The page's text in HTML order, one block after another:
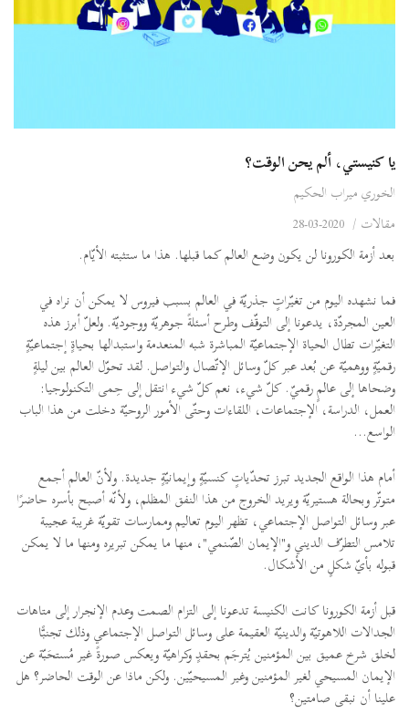
يا كنيستي، ألم يحن الوقت؟
الخوري ميراب الحكيم
مقالات /
بعد أزمة الكورونا لن يكون وضع العالم كما قبلها. هذا ما ستثبته الأيّام.
فما نشهده اليوم من تغيّراتٍ جذريّة في العالم بسبب فيروس لا يمكن أن نراه في
العين المجردّة، يدعونا إلى التوقّف وطرح أسئلةً جوهريّة ووجوديّة. ولعلّ أبرز هذه
التغيّرات تطال الحياة الإجتماعيّة المباشرة شبه المنعدمة واستبدالها بحياةٍ إجتماعيّةٍ
رقميّةٍ ووهميّة عن بُعد عبر كلّ وسائل الإتّصال والتواصل. لقد تحوّل العالم بين ليلةٍ
وضحاها إلى عالمٍ رقميّ. كلّ شيء، نعم كلّ شيء انتقل إلى حِمى التكنولوجيا:
العمل، الدراسة، الإجتماعات، اللقاءات وحتّى الأمور الروحيّة دخلت من هذا الباب
الواسع...
أمام هذا الواقع الجديد تبرز تحدّياتٍ كنسيّةٍ وإيمانيّةٍ جديدة. ولأنّ العالم أجمع
متوتّر وبحالة هستيريّة ويريد الخروج من هذا النفق المظلم، ولأنّه أصبح بأسره حاضرًا
عبر وسائل التواصل الإجتماعي، تظهر اليوم تعاليم وممارسات تقويّة غريبة عجيبة
تلامس التطرّف الديني و"الإيمان الصّنمي"، منها ما يمكن تبريره ومنها ما لا يمكن
قبوله بأيّ شكلٍ من الأشكال.
قبل أزمة الكورونا كانت الكنيسة تدعونا إلى التزام الصمت وعدم الإنجرار إلى متاهات
الجدالات اللاهوتيّة والدينيّة العقيمة على وسائل التواصل الإجتماعي وذلك تجنبًّا
لخلق شرخ عميق بين المؤمنين يُترجَم بحقدٍ وكراهيّة ويعكس صورةً غير مُستحَبّة عن
الإيمان المسيحي لغير المؤمنين وغير المسيحيّين. ولكن ماذا عن الوقت الحاضر؟ هل
علينا أن نبقى صامتين؟